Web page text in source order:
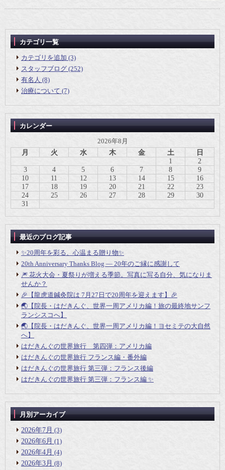
カテゴリ一覧
カテゴリを追加 (3)
スタッフブログ (252)
有名人 (8)
治療について (7)
カレンダー
2026年8月
月
火 水 木 金 土
日
1
2
3
4 5 6 7 8
9
10
11 12 13 14 15
16
17
18 19 20 21 22
23
24
25 26 27 28 29
30
31
最近のブログ記事
✨20周年を彩る、心温まる贈り物✨
20th Anniversary Thanks Blog ― 20年のご縁に感謝して
🎆 花火大会・夏祭りが増える季節。写真に写る自分、気になりま
せんか？
🎉【龍虎道鍼灸院は 7月27日で20周年を迎えます】🎉
🌏【院長・はだきんぐ、世界一周アメリカ編！旅の最終地サンフ
ランシスコへ】
🌏【院長・はだきんぐ、世界一周アメリカ編！ヨセミテの大自然
へ】
はだきんぐの世界旅行 第四弾：アメリカ編
はだきんぐの世界旅行 フランス編・番外編
はだきんぐの世界旅行 第三弾：フランス後編
はだきんぐの世界旅行 第三弾：フランス編 ✨
月別アーカイブ
2026年7月 (3)
2026年6月 (1)
2026年4月 (4)
2026年3月 (8)